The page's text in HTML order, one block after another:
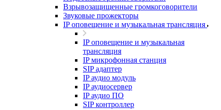
Взрывозащищенные громкоговорители
Звуковые прожекторы
IP оповещение и музыкальная трансляция
IP оповещение и музыкальная
трансляция
IP микрофонная станция
SIP адаптер
IP аудио модуль
IP аудиосервер
IP аудио ПО
SIP контроллер